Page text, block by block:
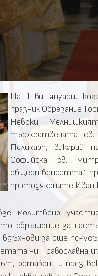
На 1-ви януари,
празник Обрезание
Невски"
тържествената св.
Поликарп, викарий
Софийска св.
обществеността"
протодяконите Иван
молитвено
обръщение за
за още по-
ни Православна
оставен ни през